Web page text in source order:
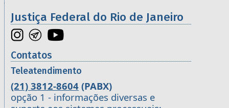
Justiça Federal do Rio de Janeiro
Contatos
Teleatendimento
(21) 3812-8604 (PABX)
opção 1 - informações diversas e